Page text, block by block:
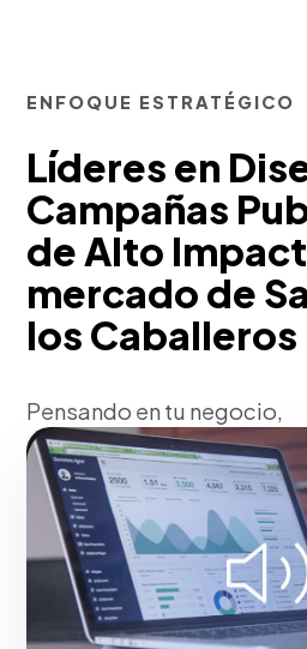
ENFOQUE ESTRATÉGICO
Líderes en
Campañas
de Alto
mercado de
los Caballeros
Pensando en tu negocio,
conceptualizamos ideas
Ideas') que trascienden el
mediático. Sincronizamos
(televisión, radio, prensa)
bajo un hilo narrativo
(Storytelling transmedia],